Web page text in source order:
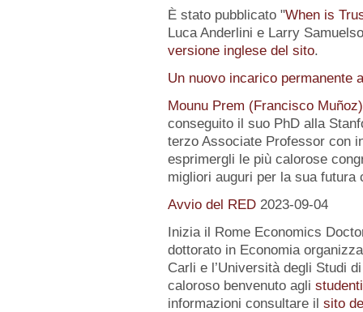
È stato pubblicato "When is
Luca Anderlini e Larry
versione inglese del sito.
Un nuovo incarico permanente
Mounu Prem (Francisco Muñoz)
conseguito il suo PhD alla
terzo Associate Professor con
esprimergli le più calorose
migliori auguri per la sua futura
Avvio del RED 2023-09-04
Inizia il Rome Economics
dottorato in Economia
Carli e l’Università degli Studi
caloroso benvenuto agli
informazioni consultare il sito